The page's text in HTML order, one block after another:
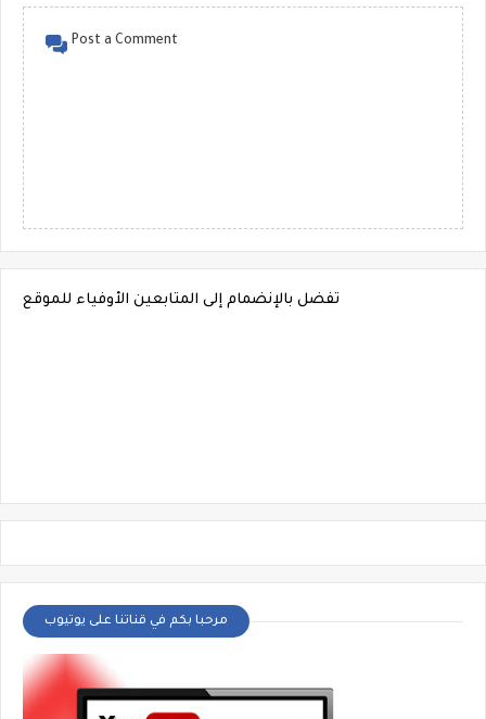
Post a Comment
تفضل بالإنضمام إلى المتابعين الأوفياء للموقع
مرحبا بكم في قناتنا على يوتيوب